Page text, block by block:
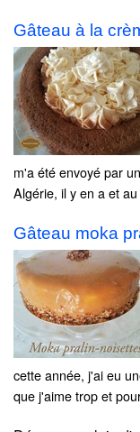
Gâteau à la
m'a été envoyé par
Algérie, il y en a et
Gâteau moka
cette année, j'ai eu
que j'aime trop et